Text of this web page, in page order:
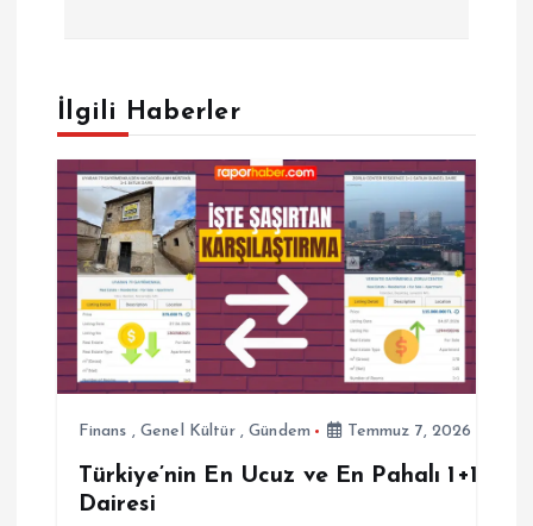
g
e
z
n
m
İlgili Haberler
Finans ,Genel Kültür,Gündem Temmuz 7, 2026
Türkiye’nin En Ucuz ve En Pahalı 1+1
Dairesi